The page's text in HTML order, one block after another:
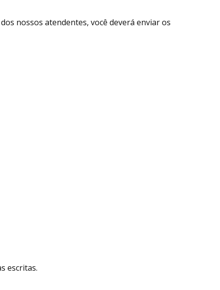
nossos atendentes, você deverá enviar os
escritas.